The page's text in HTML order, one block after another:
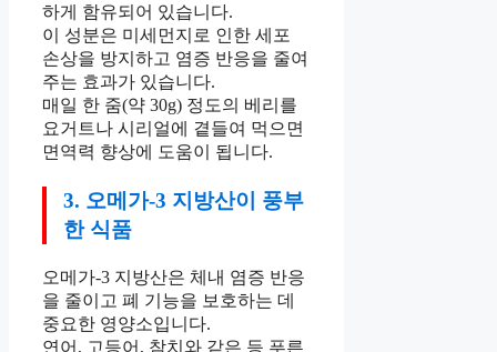
하게 함유되어 있습니다.
이 성분은 미세먼지로 인한 세포
손상을 방지하고 염증 반응을 줄여
주는 효과가 있습니다.
매일 한 줌(약 30g) 정도의 베리를
요거트나 시리얼에 곁들여 먹으면
면역력 향상에 도움이 됩니다.
3. 오메가-3 지방산이 풍부
한 식품
오메가-3 지방산은 체내 염증 반응
을 줄이고 폐 기능을 보호하는 데
중요한 영양소입니다.
연어, 고등어, 참치와 같은 등 푸른